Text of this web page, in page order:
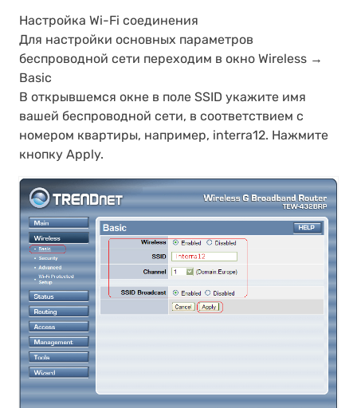
Настройка Wi-Fi соединения
Для настройки основных параметров
беспроводной сети переходим в окно Wireless →
Basic
В открывшемся окне в поле SSID укажите имя
вашей беспроводной сети, в соответствием с
номером квартиры, например, interra12. Нажмите
кнопку Apply.